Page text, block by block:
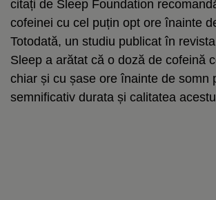
citați de Sleep Foundation
cofeinei cu cel puțin opt ore înainte
Totodată, un studiu publicat în
Sleep a arătat că o doză de cofeină
chiar și cu șase ore înainte de somn
semnificativ durata și calitatea